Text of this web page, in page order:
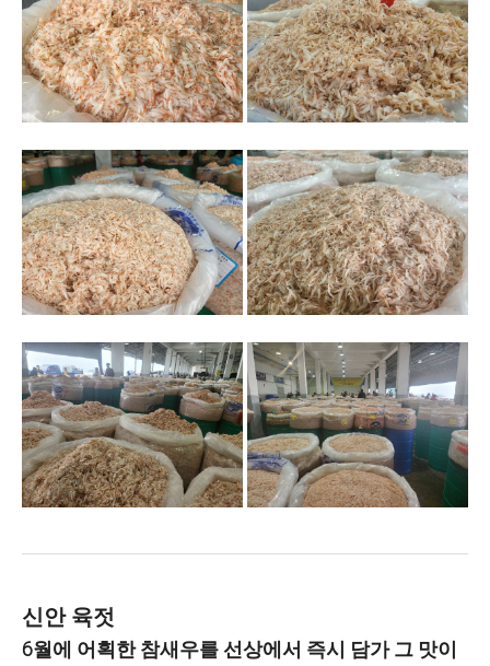
신안 육젓
6월에 어획한 참새우를 선상에서 즉시 담가 그 맛이